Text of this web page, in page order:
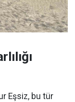
Eşsiz, bu tür